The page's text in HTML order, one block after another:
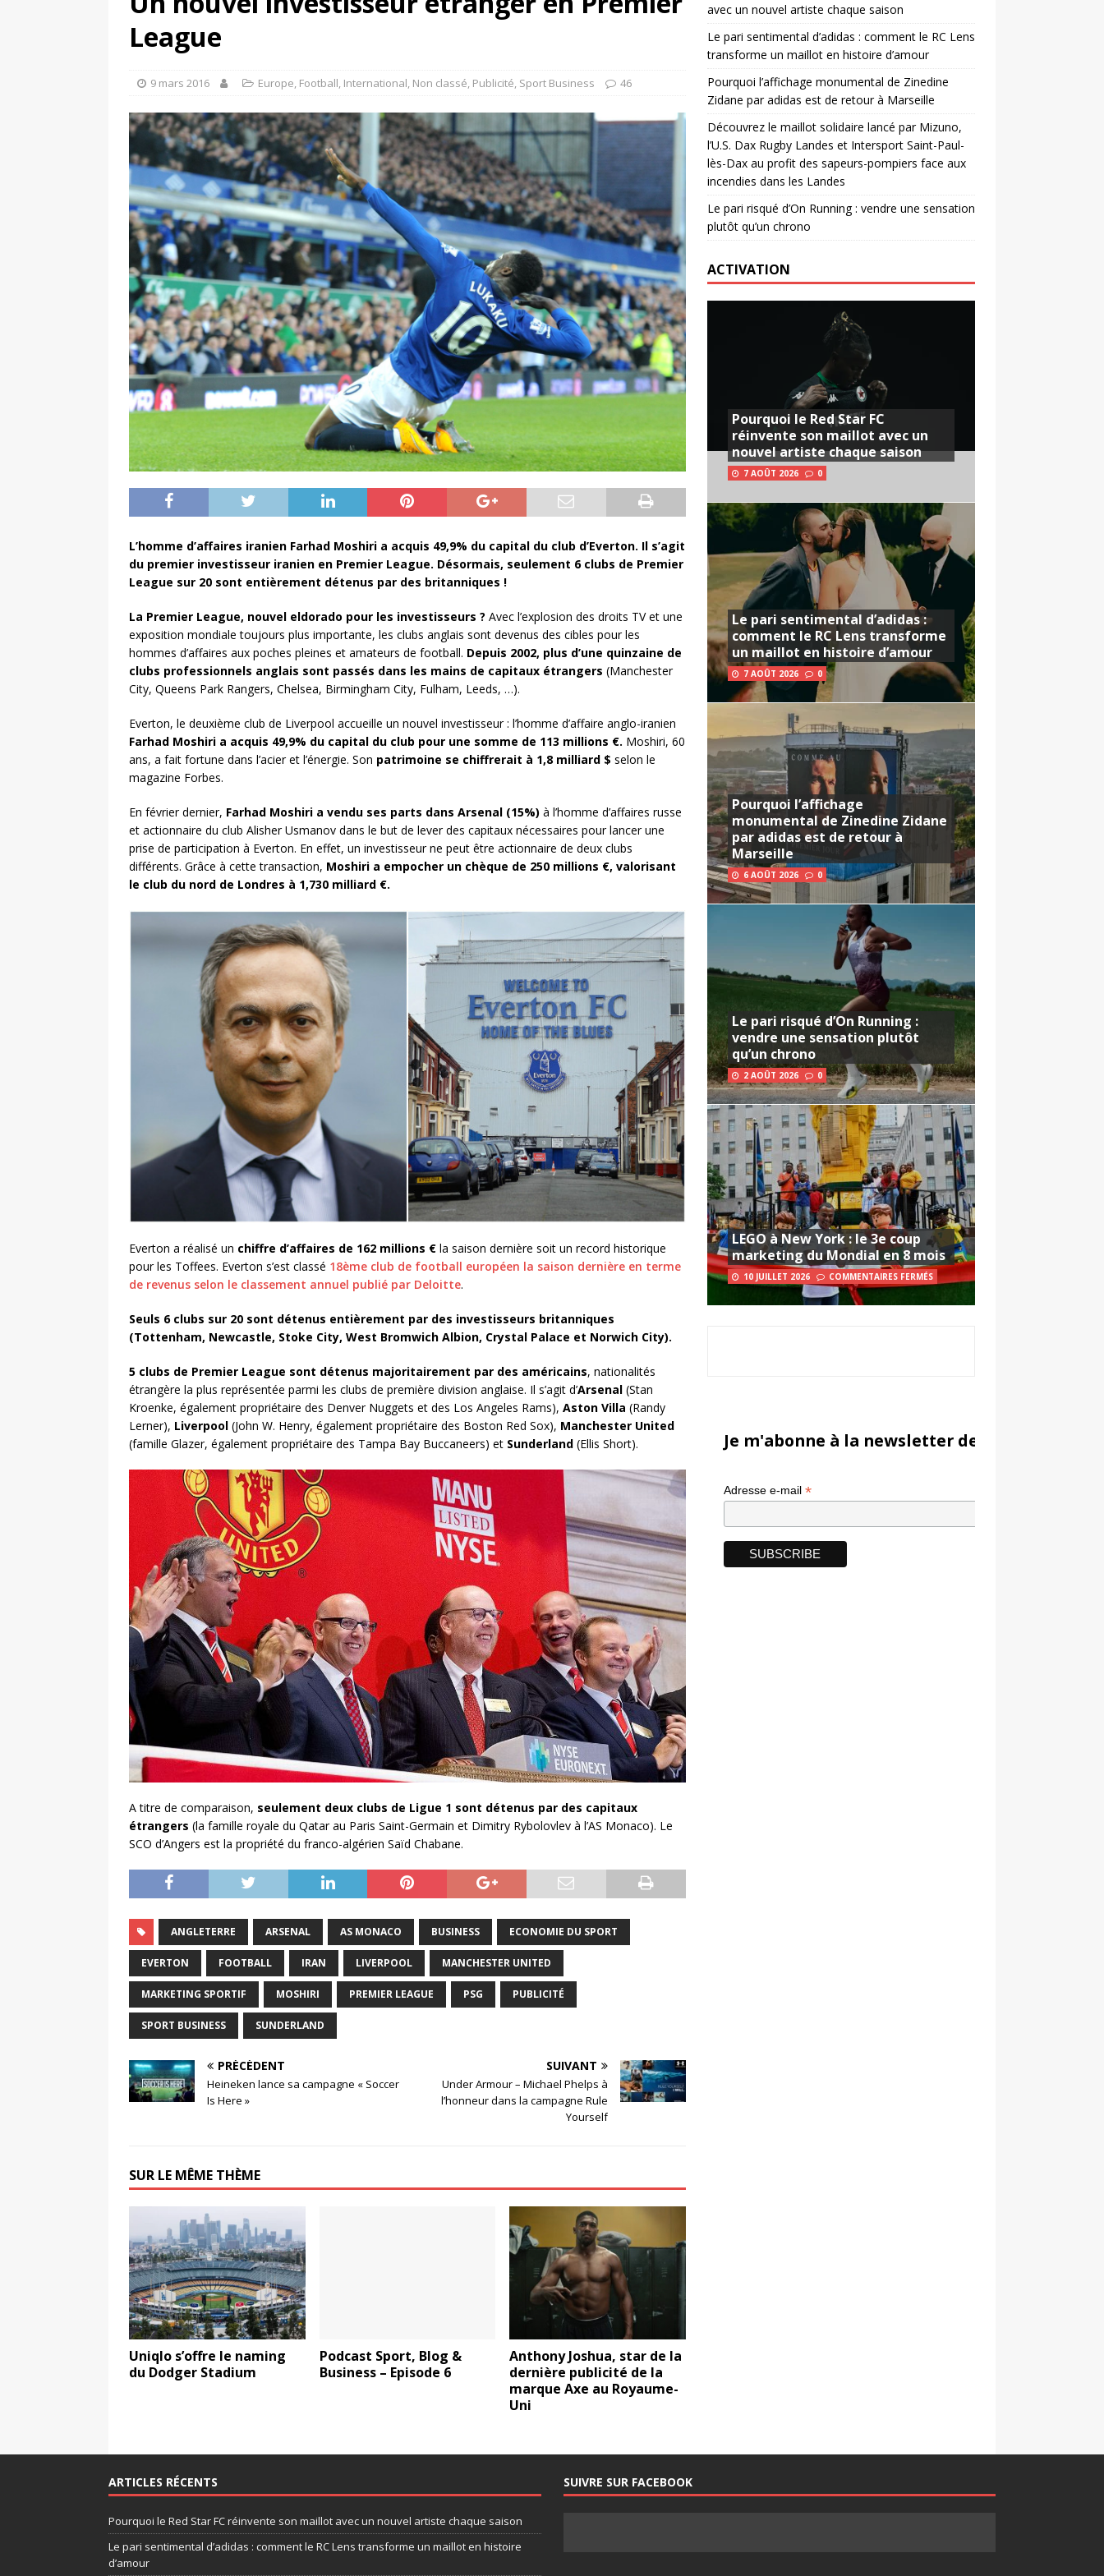
Découvrez le maillot solidaire lancé par Mizuno, l’U.S. Dax Rugby Landes et Intersport
Saint-Paul-lès-Dax au profit des sapeurs-pompiers face aux incendies dans les Landes
ACTIVATION
League
9 mars 2016 Europe, Football, International, Non classé, Publicité, Sport Business 46
L’homme d’affaires iranien Farhad Moshiri a acquis 49,9% du capital du club d’Everton. Il s’agit
du premier investisseur iranien en Premier League. Désormais, seulement 6 clubs de Premier
League sur 20 sont entièrement détenus par des britanniques !
La Premier League, nouvel eldorado pour les investisseurs ? Avec l’explosion des droits TV et une
exposition mondiale toujours plus importante, les clubs anglais sont devenus des cibles pour les
hommes d’affaires aux poches pleines et amateurs de football. Depuis 2002, plus d’une quinzaine de
clubs professionnels anglais sont passés dans les mains de capitaux étrangers (Manchester
City, Queens Park Rangers, Chelsea, Birmingham City, Fulham, Leeds, …).
Everton, le deuxième club de Liverpool accueille un nouvel investisseur : l’homme d’affaire anglo-iranien
Farhad Moshiri a acquis 49,9% du capital du club pour une somme de 113 millions €. Moshiri, 60
ans, a fait fortune dans l’acier et l’énergie. Son patrimoine se chiffrerait à 1,8 milliard $ selon le
magazine Forbes.
En février dernier, Farhad Moshiri a vendu ses parts dans Arsenal (15%) à l’homme d’affaires russe
et actionnaire du club Alisher Usmanov dans le but de lever des capitaux nécessaires pour lancer une
prise de participation à Everton. En effet, un investisseur ne peut être actionnaire de deux clubs
différents. Grâce à cette transaction, Moshiri a empocher un chèque de 250 millions €, valorisant
le club du nord de Londres à 1,730 milliard €.
Everton a réalisé un chiffre d’affaires de 162 millions € la saison dernière soit un record historique
pour les Toffees. Everton s’est classé 18ème club de football européen la saison dernière en terme
de revenus selon le classement annuel publié par Deloitte.
Seuls 6 clubs sur 20 sont détenus entièrement par des investisseurs britanniques
(Tottenham, Newcastle, Stoke City, West Bromwich Albion, Crystal Palace et Norwich City).
5 clubs de Premier League sont détenus majoritairement par des américains, nationalités
étrangère la plus représentée parmi les clubs de première division anglaise. Il s’agit d’Arsenal (Stan
Kroenke, également propriétaire des Denver Nuggets et des Los Angeles Rams), Aston Villa (Randy
Lerner), Liverpool (John W. Henry, également propriétaire des Boston Red Sox), Manchester United
(famille Glazer, également propriétaire des Tampa Bay Buccaneers) et Sunderland (Ellis Short).
A titre de comparaison, seulement deux clubs de Ligue 1 sont détenus par des capitaux
étrangers (la famille royale du Qatar au Paris Saint-Germain et Dimitry Rybolovlev à l’AS Monaco). Le
SCO d’Angers est la propriété du franco-algérien Saïd Chabane.
ANGLETERRE ARSENAL AS MONACO BUSINESS ECONOMIE DU SPORT
EVERTON FOOTBALL IRAN LIVERPOOL MANCHESTER UNITED
MARKETING SPORTIF MOSHIRI PREMIER LEAGUE PSG PUBLICITÉ
SPORT BUSINESS SUNDERLAND
PRÉCÉDENT
Heineken lance sa campagne « Soccer
Is Here »
SUIVANT
Under Armour – Michael Phelps à
l’honneur dans la campagne Rule
Yourself
SUR LE MÊME THÈME
Uniqlo s’offre le naming
du Dodger Stadium
Podcast Sport, Blog &
Business – Episode 6
Anthony Joshua, star de la
dernière publicité de la
marque Axe au Royaume-
Uni
avec un nouvel artiste chaque saison
Le pari sentimental d’adidas : comment le RC Lens
transforme un maillot en histoire d’amour
Pourquoi l’affichage monumental de Zinedine
Zidane par adidas est de retour à Marseille
Découvrez le maillot solidaire lancé par Mizuno,
l’U.S. Dax Rugby Landes et Intersport Saint-Paul-
lès-Dax au profit des sapeurs-pompiers face aux
incendies dans les Landes
Le pari risqué d’On Running : vendre une sensation
plutôt qu’un chrono
ACTIVATION
Pourquoi le Red Star FC
réinvente son maillot avec un
nouvel artiste chaque saison
7 AOÛT 2026 0
Le pari sentimental d’adidas :
comment le RC Lens transforme
un maillot en histoire d’amour
7 AOÛT 2026 0
Pourquoi l’affichage
monumental de Zinedine Zidane
par adidas est de retour à
Marseille
6 AOÛT 2026 0
Le pari risqué d’On Running :
vendre une sensation plutôt
qu’un chrono
2 AOÛT 2026 0
LEGO à New York : le 3e coup
marketing du Mondial en 8 mois
10 JUILLET 2026 COMMENTAIRES FERMÉS
Je m'abonne à la newsletter de
Adresse e-mail *
ARTICLES RÉCENTS
Pourquoi le Red Star FC réinvente son maillot avec un nouvel artiste chaque saison
Le pari sentimental d’adidas : comment le RC Lens transforme un maillot en histoire
d’amour
SUIVRE SUR FACEBOOK